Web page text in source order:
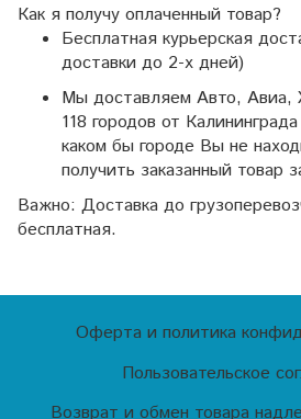
Как я получу оплаченный товар?
Бесплатная курьерская
доставки до 2-х дней)
Мы доставляем Авто, Авиа,
118 городов от
каком бы городе Вы не
получить заказанный товар
Важно: Доставка до
бесплатная.
Оферта и политика
Пользовательское
Возврат и обмен товара